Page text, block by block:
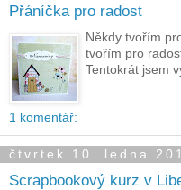
Přáníčka pro radost
Někdy tvořím
tvořím pro
Tentokrát jsem
1 komentář:
čtvrtek 10. ledna
Scrapbookový kurz v